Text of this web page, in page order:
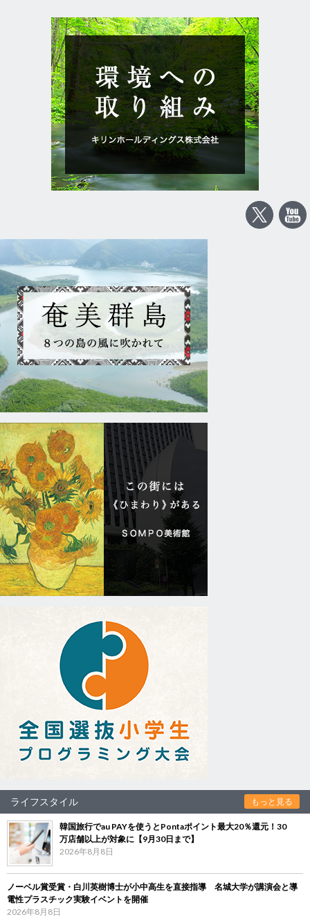
ライフスタイル もっと見る
韓国旅行でau PAYを使うとPontaポイント最大20％還元！30
万店舗以上が対象に【9月30日まで】
2026年8月8日
ノーベル賞受賞・白川英樹博士が小中高生を直接指導 名城大学が講演会と導
電性プラスチック実験イベントを開催
2026年8月8日